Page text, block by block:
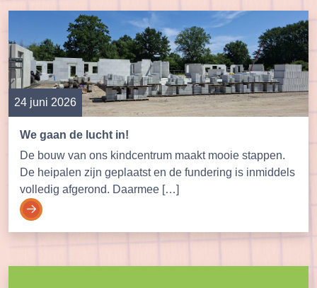
24 juni 2026
We gaan de lucht in!
De bouw van ons kindcentrum maakt mooie stappen.
De heipalen zijn geplaatst en de fundering is inmiddels
volledig afgerond. Daarmee […]